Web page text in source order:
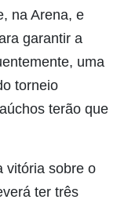
na Arena, e
garantir a
uma
torneio
terão que
vitória sobre o
ter três